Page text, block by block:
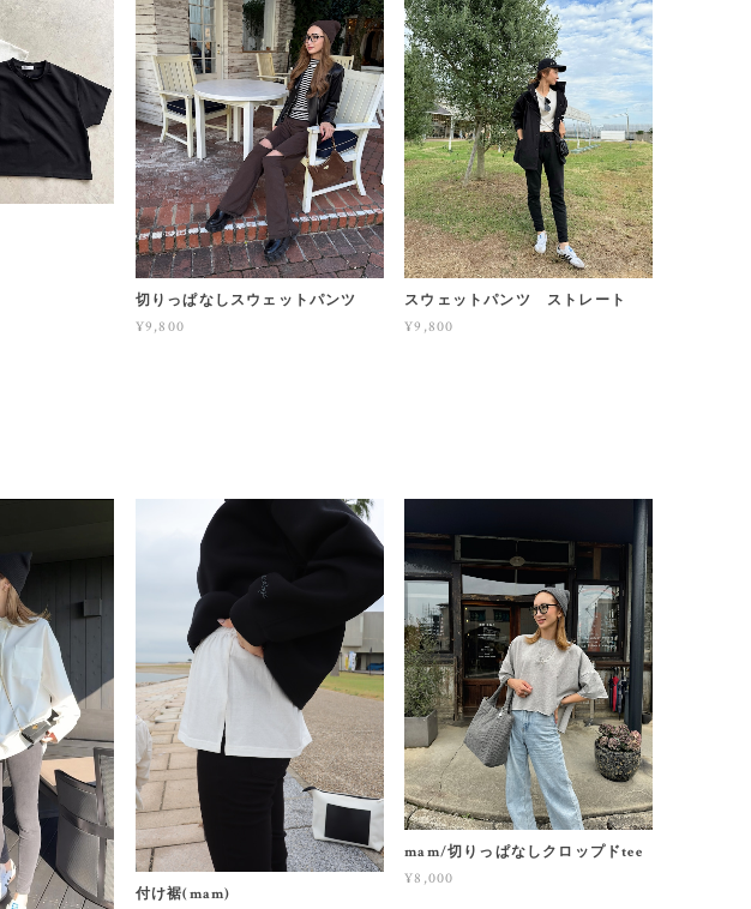
切りっぱなしスウェットパンツ
¥9,800
スウェットパンツ ストレート
¥9,800
付け裾(mam)
mam/切りっぱなしクロップドtee
¥8,000